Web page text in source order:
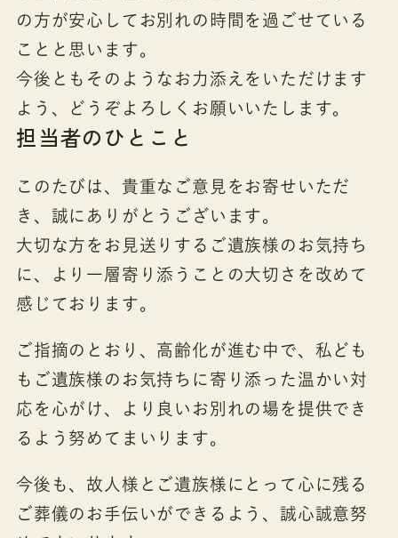
の方が安心してお別れの時間を過ごせている
ことと思います。
今後ともそのようなお力添えをいただけます
よう、どうぞよろしくお願いいたします。
担当者のひとこと
このたびは、貴重なご意見をお寄せいただ
き、誠にありがとうございます。
大切な方をお見送りするご遺族様のお気持ち
に、より一層寄り添うことの大切さを改めて
感じております。
ご指摘のとおり、高齢化が進む中で、私ども
もご遺族様のお気持ちに寄り添った温かい対
応を心がけ、より良いお別れの場を提供でき
るよう努めてまいります。
今後も、故人様とご遺族様にとって心に残る
ご葬儀のお手伝いができるよう、誠心誠意努